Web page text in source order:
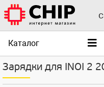
Каталог
Зарядки для INOI 2